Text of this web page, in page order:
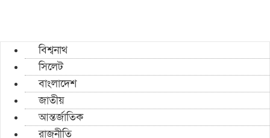
বিশ্বনাথ
সিলেট
বাংলাদেশ
জাতীয়
আন্তর্জাতিক
রাজনীতি